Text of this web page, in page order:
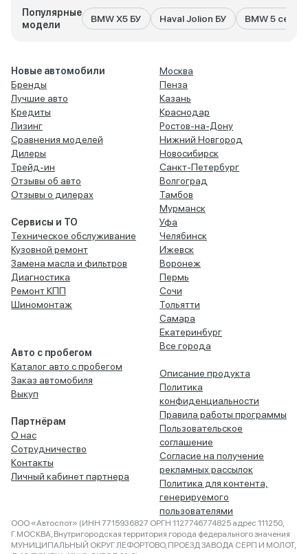
Популярные
модели
BMW X5 БУ Haval Jolion БУ BMW 5 серия
Новые автомобили
Бренды
Лучшие авто
Кредиты
Лизинг
Сравнения моделей
Дилеры
Трейд-ин
Отзывы об авто
Отзывы о дилерах
Сервисы и ТО
Техническое обслуживание
Кузовной ремонт
Замена масла и фильтров
Диагностика
Ремонт КПП
Шиномонтаж
Авто с пробегом
Каталог авто с пробегом
Заказ автомобиля
Выкуп
Партнёрам
О нас
Сотрудничество
Контакты
Личный кабинет партнера
Москва
Пенза
Казань
Краснодар
Ростов-на-Дону
Нижний Новгород
Новосибирск
Санкт-Петербург
Волгоград
Тамбов
Мурманск
Уфа
Челябинск
Ижевск
Воронеж
Пермь
Сочи
Тольятти
Самара
Екатеринбург
Все города
Описание продукта
Политика
конфиденциальности
Правила работы программы
Пользовательское
соглашение
Согласие на получение
рекламных рассылок
Политика для контента,
генерируемого
пользователями
ООО «Автоспот» (ИНН 7715936827 ОРГН 1127746774825 адрес 111250,
Г.МОСКВА, Внутригородская территория города федерального значения
МУНИЦИПАЛЬНЫЙ ОКРУГ ЛЕФОРТОВО, ПРОЕЗД ЗАВОДА СЕРП И МОЛОТ,